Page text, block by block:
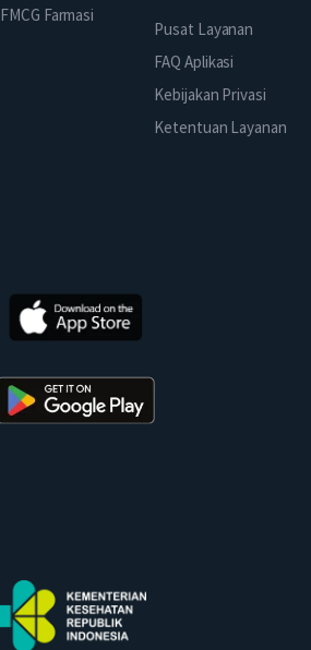
FMCG Farmasi
Pusat Layanan
FAQ Aplikasi
Kebijakan Privasi
Ketentuan Layanan